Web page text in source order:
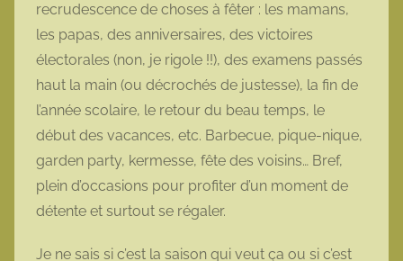
o
t
t
e
recrudescence de choses à fêter : les mamans,
les papas, des anniversaires, des victoires
électorales (non, je rigole !!), des examens passés
haut la main (ou décrochés de justesse), la fin de
l’année scolaire, le retour du beau temps, le
début des vacances, etc. Barbecue, pique-nique,
garden party, kermesse, fête des voisins… Bref,
plein d’occasions pour profiter d’un moment de
détente et surtout se régaler.
Je ne sais si c’est la saison qui veut ça ou si c’est